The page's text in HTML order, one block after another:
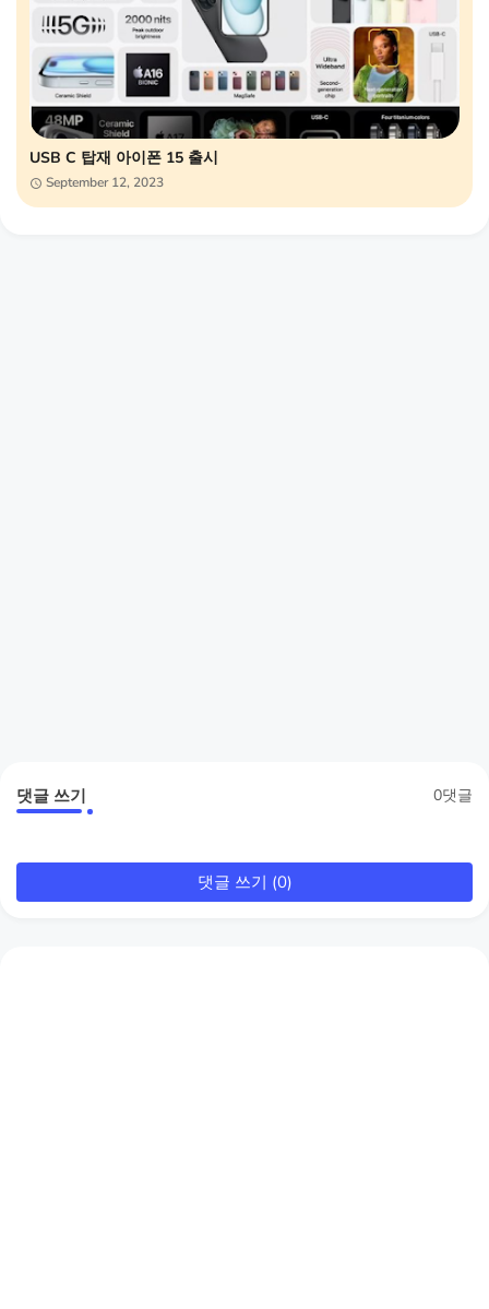
USB C 탑재 아이폰 15 출시
September 12, 2023
댓글 쓰기 0댓글
댓글 쓰기 (0)